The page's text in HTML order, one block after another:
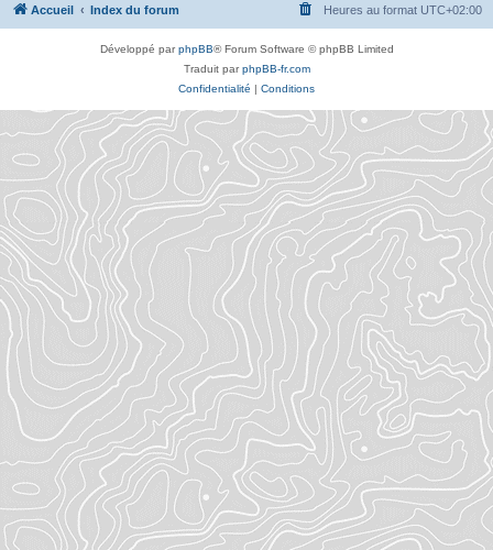
Accueil Index du forum Heures au format UTC+02:00
Développé parphpBB® Forum Software © phpBB Limited
Traduit parphpBB-fr.com
Confidentialité | Conditions